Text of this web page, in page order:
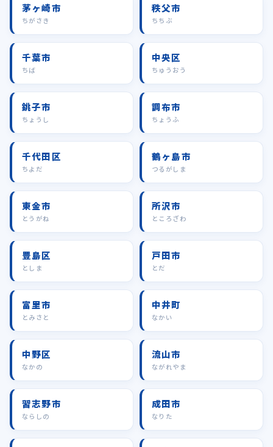
茅ヶ崎市
ちがさき
秩父市
ちちぶ
千葉市
ちば
中央区
ちゅうおう
銚子市
ちょうし
調布市
ちょうふ
千代田区
ちよだ
鶴ヶ島市
つるがしま
東金市
とうがね
所沢市
ところざわ
豊島区
としま
戸田市
とだ
富里市
とみさと
中井町
なかい
中野区
なかの
流山市
ながれやま
習志野市
ならしの
成田市
なりた